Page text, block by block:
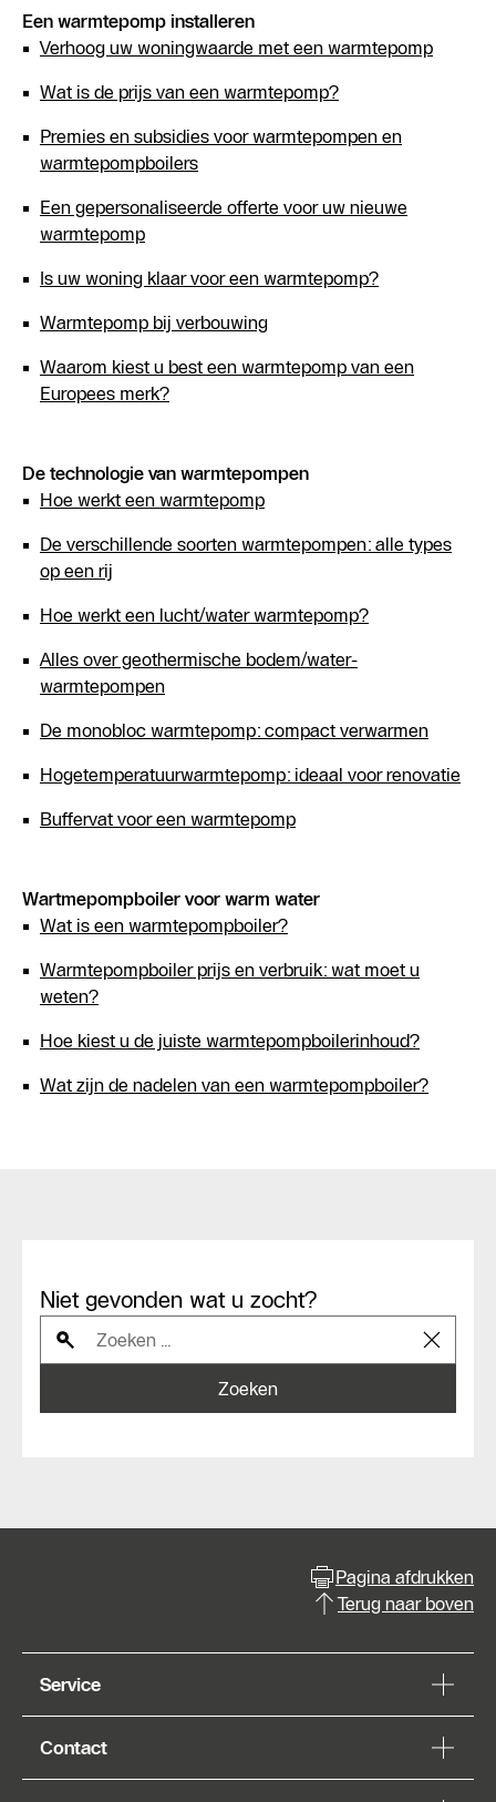
Een warmtepomp installeren
Verhoog uw woningwaarde met een warmtepomp
Wat is de prijs van een warmtepomp?
Premies en subsidies voor warmtepompen en
warmtepompboilers
Een gepersonaliseerde offerte voor uw nieuwe
warmtepomp
Is uw woning klaar voor een warmtepomp?
Warmtepomp bij verbouwing
Waarom kiest u best een warmtepomp van een
Europees merk?
De technologie van warmtepompen
Hoe werkt een warmtepomp
De verschillende soorten warmtepompen: alle types
op een rij
Hoe werkt een lucht/water warmtepomp?
Alles over geothermische bodem/water-
warmtepompen
De monobloc warmtepomp: compact verwarmen
Hogetemperatuurwarmtepomp: ideaal voor renovatie
Buffervat voor een warmtepomp
Wartmepompboiler voor warm water
Wat is een warmtepompboiler?
Warmtepompboiler prijs en verbruik: wat moet u
weten?
Hoe kiest u de juiste warmtepompboilerinhoud?
Wat zijn de nadelen van een warmtepompboiler?
Niet gevonden wat u zocht?
Zoeken
Pagina afdrukken
Terug naar boven
Service
Contact